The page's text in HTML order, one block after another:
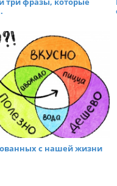
с нашей жизни